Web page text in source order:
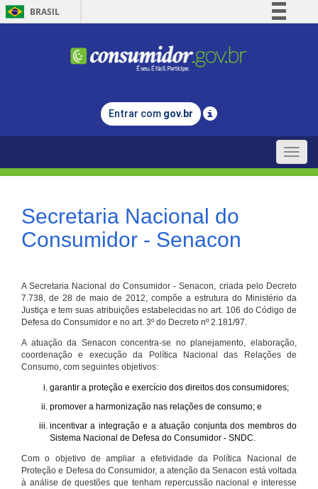
BRASIL
Comunica BR
Legislação
Entrar com gov.br
Toggle
Secretaria Nacional do
Consumidor - Senacon
A Secretaria Nacional do Consumidor - Senacon, criada pelo Decreto
7.738, de 28 de maio de 2012, compõe a estrutura do Ministério da
Justiça e tem suas atribuições estabelecidas no art. 106 do Código de
Defesa do Consumidor e no art. 3º do Decreto nº 2.181/97.
A atuação da Senacon concentra-se no planejamento, elaboração,
coordenação e execução da Política Nacional das Relações de
Consumo, com seguintes objetivos:
garantir a proteção e exercício dos direitos dos consumidores;
promover a harmonização nas relações de consumo; e
incentivar a integração e a atuação conjunta dos membros do
Sistema Nacional de Defesa do Consumidor - SNDC.
Com o objetivo de ampliar a efetividade da Política Nacional de
Proteção e Defesa do Consumidor, a atenção da Senacon está voltada
à análise de questões que tenham repercussão nacional e interesse